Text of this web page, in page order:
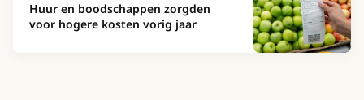
Huur en boodschappen zorgden
voor hogere kosten vorig jaar